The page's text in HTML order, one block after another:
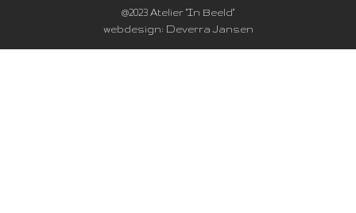
@2023 Atelier "In Beeld"
webdesign: Deverra Jansen